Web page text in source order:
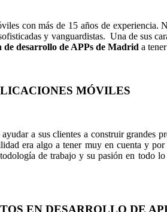
con más de 15 años de
y vanguardistas. Una de sus
de desarrollo de APPs de Madrid a
MÓVILES
a sus clientes a construir grandes
era algo a tener muy en cuenta y
de trabajo y su pasión en todo